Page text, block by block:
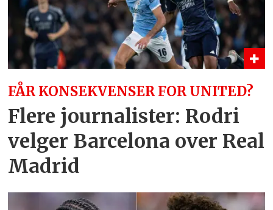
FÅR KONSEKVENSER FOR UNITED?
Flere journalister: Rodri
velger Barcelona over Real
Madrid